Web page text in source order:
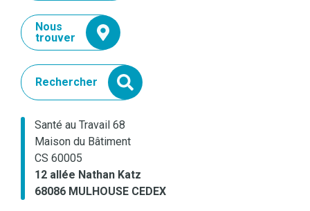
Nous
trouver
Rechercher
Santé au Travail 68
Maison du Bâtiment
CS 60005
12 allée Nathan Katz
68086 MULHOUSE CEDEX